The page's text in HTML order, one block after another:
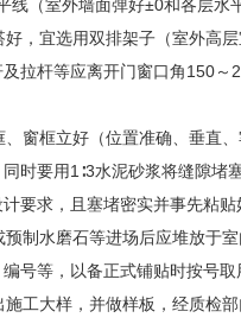
（室外墙面弹好±0和各层水
，宜选用双排架子（室外高
拉杆等应离开门窗口角150～
窗框立好（位置准确、垂直
时要用1∶3水泥砂浆将缝隙堵
要求，且塞堵密实并事先粘贴
制水磨石等进场后应堆放于
号等，以备正式铺贴时按号取
工大样，并做样板，经质检